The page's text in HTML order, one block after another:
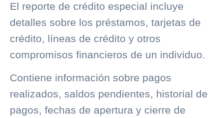
El reporte de crédito especial incluye
detalles sobre los préstamos, tarjetas de
crédito, líneas de crédito y otros
compromisos financieros de un individuo.
Contiene información sobre pagos
realizados, saldos pendientes, historial de
pagos, fechas de apertura y cierre de